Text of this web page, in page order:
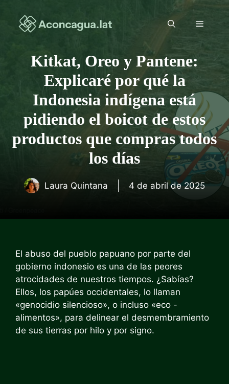
contenido
Menú
Kitkat, Oreo y Pantene:
Explicaré por qué la
Indonesia indígena está
pidiendo el boicot de estos
productos que compras todos
los días
Laura Quintana 4 de abril de 2025
El abuso del pueblo papuano por parte del
gobierno indonesio es una de las peores
atrocidades de nuestros tiempos. ¿Sabías?
Ellos, los papúes occidentales, lo llaman
«genocidio silencioso», o incluso «eco -
alimentos», para delinear el desmembramiento
de sus tierras por hilo y por signo.